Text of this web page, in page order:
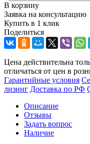
В корзину
Заявка на консультацию
Купить в 1 клик
Поделиться
Цена действительна
отличаться от цен в
Гарантийные условия
лизинг Доставка по РФ
Описание
Отзывы
Задать вопрос
Наличие